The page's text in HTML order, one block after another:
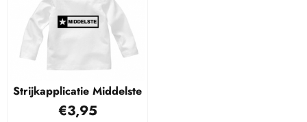
Strijkapplicatie Middelste
€3,95